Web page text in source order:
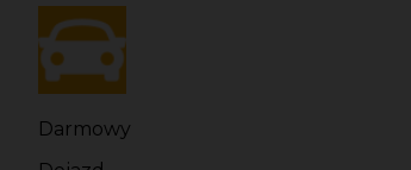
Darmowy